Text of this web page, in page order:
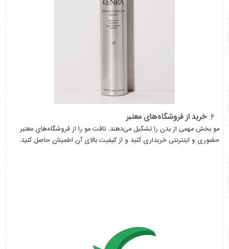
خرید از فروشگاه‌های معتبر
مو بخش مهمی از بدن را تشکیل می‌دهند. تافت مو را از فروشگاه‌های معتبر
حضوری و اینترنتی خریداری کنید و از کیفیت بالای آن اطمینان حاصل کنید.